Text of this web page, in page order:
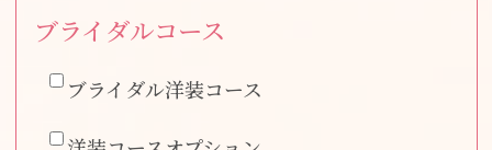
ブライダルコース
ブライダル洋装コース